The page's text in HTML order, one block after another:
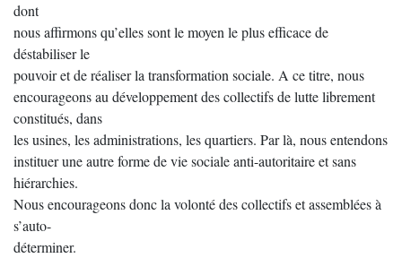
dont
nous affirmons qu’elles sont le moyen le plus efficace de
déstabiliser le
pouvoir et de réaliser la transformation sociale. A ce titre, nous
encourageons au développement des collectifs de lutte librement
constitués, dans
les usines, les administrations, les quartiers. Par là, nous entendons
instituer une autre forme de vie sociale anti-autoritaire et sans
hiérarchies.
Nous encourageons donc la volonté des collectifs et assemblées à
s’auto-
déterminer.